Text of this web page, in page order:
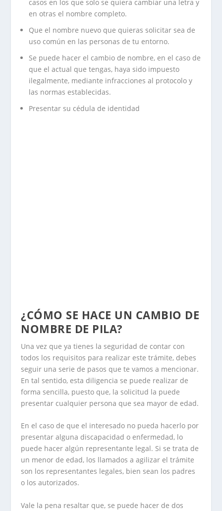
casos en los que solo se quiera cambiar una letra y
en otras el nombre completo.
Que el nombre nuevo que quieras solicitar sea de
uso común en las personas de tu entorno.
Se puede hacer el cambio de nombre, en el caso de
que el actual que tengas, haya sido impuesto
ilegalmente, mediante infracciones al protocolo y
las normas establecidas.
Presentar su cédula de identidad
¿CÓMO SE HACE UN CAMBIO DE
NOMBRE DE PILA?
Una vez que ya tienes la seguridad de contar con
todos los requisitos para realizar este trámite, debes
seguir una serie de pasos que te vamos a mencionar.
En tal sentido, esta diligencia se puede realizar de
forma sencilla, puesto que, la solicitud la puede
presentar cualquier persona que sea mayor de edad.
En el caso de que el interesado no pueda hacerlo por
presentar alguna discapacidad o enfermedad, lo
puede hacer algún representante legal. Si se trata de
un menor de edad, los llamados a agilizar el trámite
son los representantes legales, bien sean los padres
o los autorizados.
Vale la pena resaltar que, se puede hacer de dos